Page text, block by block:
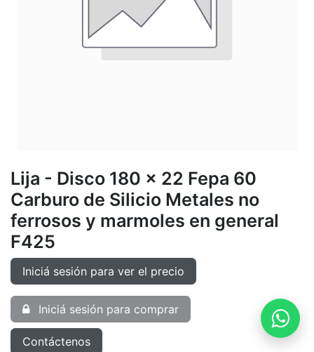
Lija - Disco 180 x 22 Fepa 60
Carburo de Silicio Metales no
ferrosos y marmoles en general
F425
Iniciá sesión para ver el precio
Iniciá sesión para comprar
Contáctenos